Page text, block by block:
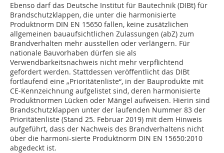
Ebenso darf das Deutsche Institut für Bautechnik (DIBt) für
Brandschutzklappen, die unter die harmonisierte
Produktnorm DIN EN 15650 fallen, keine zusätzlichen
allgemeinen bauaufsichtlichen Zulassungen (abZ) zum
Brandverhalten mehr ausstellen oder verlängern. Für
nationale Bauvorhaben dürfen sie als
Verwendbarkeitsnachweis nicht mehr verpflichtend
gefordert werden. Stattdessen veröffentlicht das DIBt
fortlaufend eine „Prioritätenliste“, in der Bauprodukte mit
CE-Kennzeichnung aufgelistet sind, deren harmonisierte
Produktnormen Lücken oder Mängel aufweisen. Hierin sind
Brandschutzklappen unter der laufenden Nummer 83 der
Prioritätenliste (Stand 25. Februar 2019) mit dem Hinweis
aufgeführt, dass der Nachweis des Brandverhaltens nicht
über die harmoni­­-sierte Produktnorm DIN EN 15650:2010
abgedeckt ist.